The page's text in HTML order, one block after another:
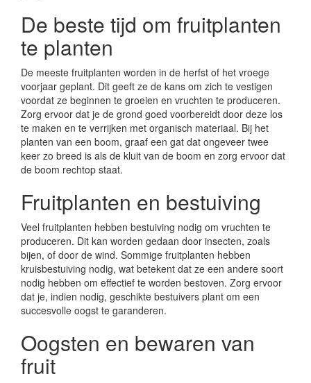
De beste tijd om fruitplanten
te planten
De meeste fruitplanten worden in de herfst of het vroege
voorjaar geplant. Dit geeft ze de kans om zich te vestigen
voordat ze beginnen te groeien en vruchten te produceren.
Zorg ervoor dat je de grond goed voorbereidt door deze los
te maken en te verrijken met organisch materiaal. Bij het
planten van een boom, graaf een gat dat ongeveer twee
keer zo breed is als de kluit van de boom en zorg ervoor dat
de boom rechtop staat.
Fruitplanten en bestuiving
Veel fruitplanten hebben bestuiving nodig om vruchten te
produceren. Dit kan worden gedaan door insecten, zoals
bijen, of door de wind. Sommige fruitplanten hebben
kruisbestuiving nodig, wat betekent dat ze een andere soort
nodig hebben om effectief te worden bestoven. Zorg ervoor
dat je, indien nodig, geschikte bestuivers plant om een
succesvolle oogst te garanderen.
Oogsten en bewaren van
fruit